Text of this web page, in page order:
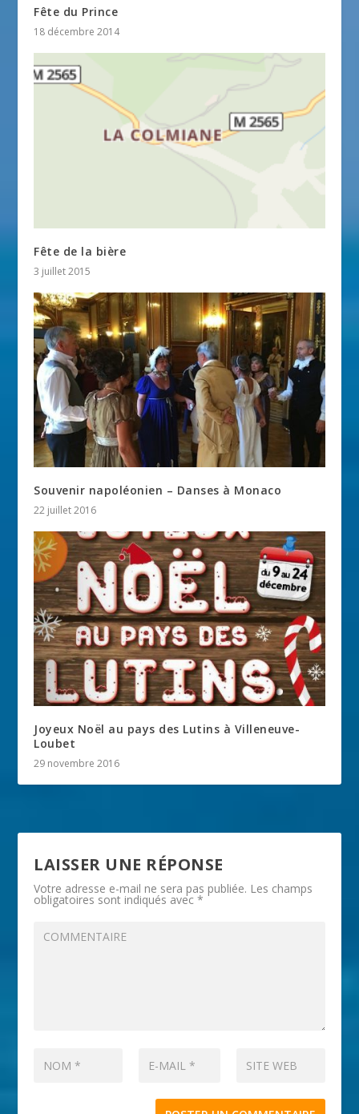
Fête du Prince
18 décembre 2014
Fête de la bière
3 juillet 2015
Souvenir napoléonien – Danses à Monaco
22 juillet 2016
Joyeux Noël au pays des Lutins à Villeneuve-
Loubet
29 novembre 2016
LAISSER UNE RÉPONSE
Votre adresse e-mail ne sera pas publiée. Les champs
obligatoires sont indiqués avec*